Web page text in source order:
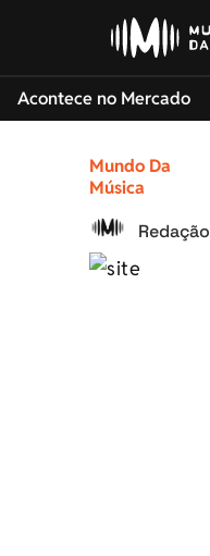
Acontece no Mercado
Mundo Da
Música
Redação